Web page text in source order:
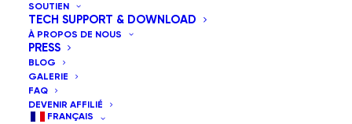
SOUTIEN
TECH SUPPORT & DOWNLOAD
À PROPOS DE NOUS
PRESS
BLOG
GALERIE
FAQ
DEVENIR AFFILIÉ
FRANÇAIS
Tri par tarif décroissant